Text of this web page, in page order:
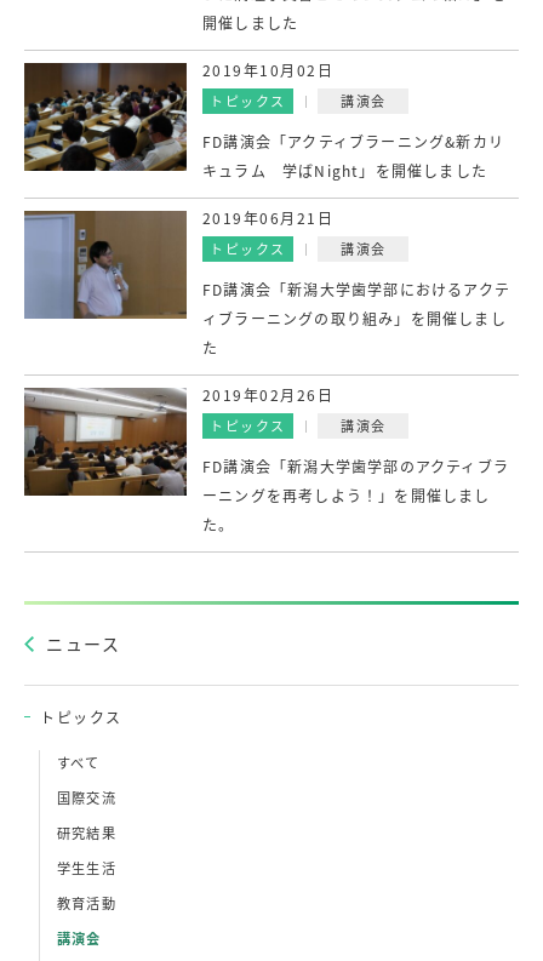
開催しました
2019年10月02日
トピックス 講演会
FD講演会「アクティブラーニング&新カリ
キュラム 学ばNight」を開催しました
2019年06月21日
トピックス 講演会
FD講演会「新潟大学歯学部におけるアクテ
ィブラーニングの取り組み」を開催しまし
た
2019年02月26日
トピックス 講演会
FD講演会「新潟大学歯学部のアクティブラ
ーニングを再考しよう！」を開催しまし
た。
ニュース
トピックス
すべて
国際交流
研究結果
学生生活
教育活動
講演会